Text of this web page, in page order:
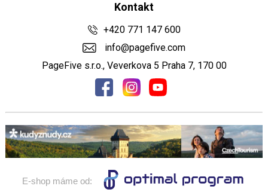
Kontakt
+420 771 147 600
info@pagefive.com
PageFive s.r.o., Veverkova 5 Praha 7, 170 00
E-shop máme od: